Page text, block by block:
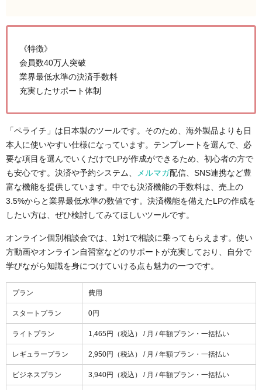
《特徴》
会員数40万人突破
業界最低水準の決済手数料
充実したサポート体制
「ペライチ」は日本製のツールです。そのため、海外製品よりも日
本人に使いやすい仕様になっています。テンプレートを選んで、必
要な項目を選んでいくだけでLPが作成ができるため、初心者の方で
も安心です。決済や予約システム、
メルマガ配信、SNS連携など豊
富な機能を提供しています。中でも決済機能の手数料は、売上の
3.5%からと業界最低水準の数値です。決済機能を備えたLPの作成を
したい方は、ぜひ検討してみてほしいツールです。
オンライン個別相談会では、1対1で相談に乗ってもらえます。使い
方動画やオンライン自習室などのサポートが充実しており、自分で
学びながら知識を身につけていける点も魅力の一つです。
プラン 費用
スタートプラン 0円
ライトプラン 1,465円（税込） / 月 / 年額プラン・一括払い
レギュラープラン 2,950円（税込） / 月 / 年額プラン・一括払い
ビジネスプラン 3,940円（税込） / 月 / 年額プラン・一括払い